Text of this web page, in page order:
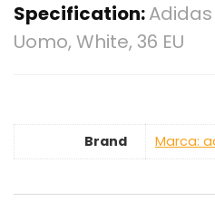
Specification:
Uomo, White, 36 EU
Brand Marca: